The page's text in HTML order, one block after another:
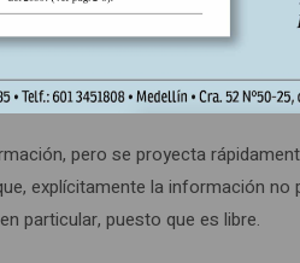
los años 2020 y 2030.
pero se proyecta
explícitamente la información
particular, puesto que es libre.